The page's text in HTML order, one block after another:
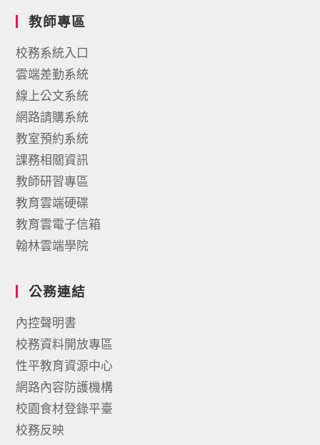
教師專區
校務系統入口
雲端差勤系統
線上公文系統
網路請購系統
教室預約系統
課務相關資訊
教師研習專區
教育雲端硬碟
教育雲電子信箱
翰林雲端學院
公務連結
內控聲明書
校務資料開放專區
性平教育資源中心
網路內容防護機構
校園食材登錄平臺
校務反映